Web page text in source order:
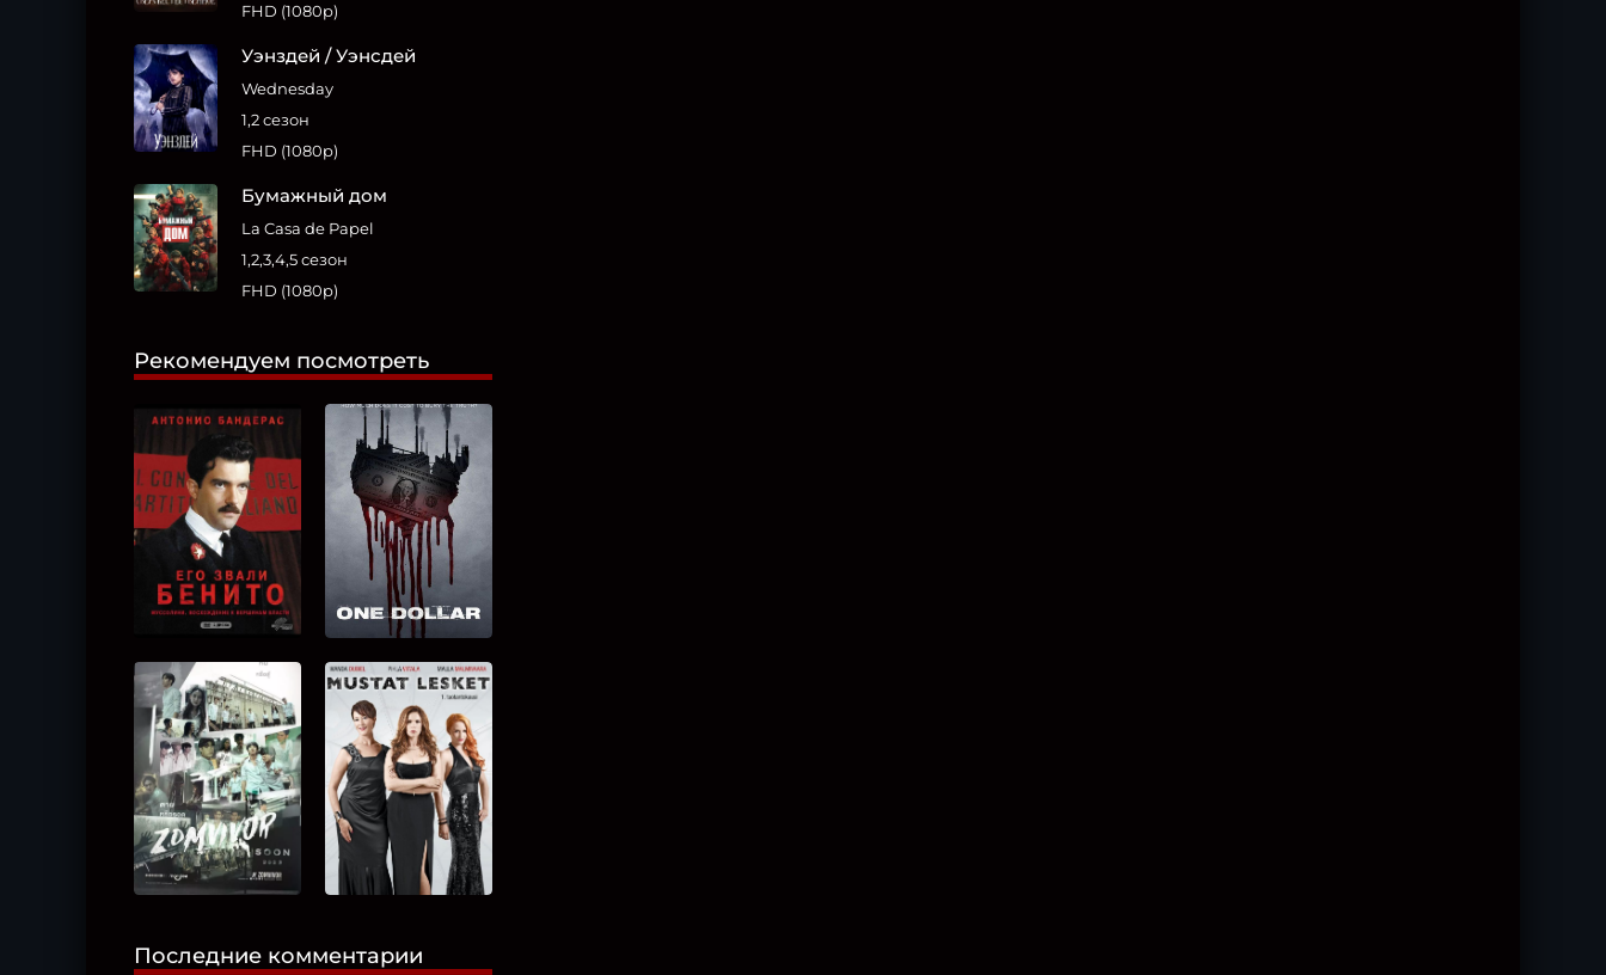
FHD (1080p)
Уэнздей / Уэнсдей
Wednesday
1,2 сезон
FHD (1080p)
Бумажный дом
La Casa de Papel
1,2,3,4,5 сезон
FHD (1080p)
Рекомендуем посмотреть
Последние комментарии